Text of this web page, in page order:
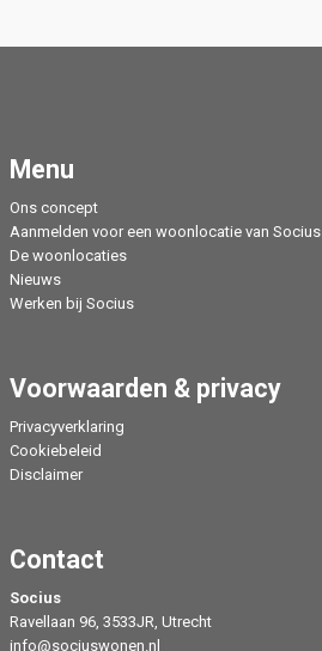
Menu
Ons concept
Aanmelden voor een woonlocatie van Socius
De woonlocaties
Nieuws
Werken bij Socius
Voorwaarden & privacy
Privacyverklaring
Cookiebeleid
Disclaimer
Contact
Socius
Ravellaan 96, 3533JR, Utrecht
info@sociuswonen.nl